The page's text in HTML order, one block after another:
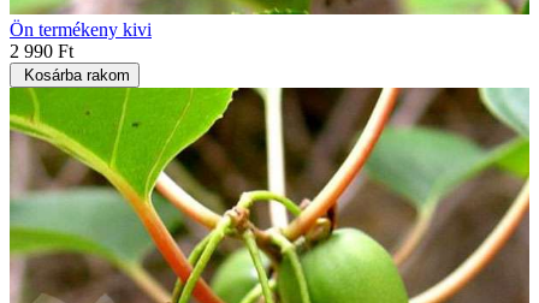
Ön termékeny kivi
2 990 Ft
Kosárba rakom